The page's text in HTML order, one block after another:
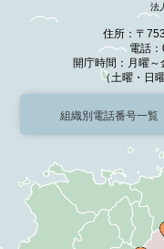
法
住所：〒
電話
開庁時間：月曜
（土曜・日
組織別電話番号一覧